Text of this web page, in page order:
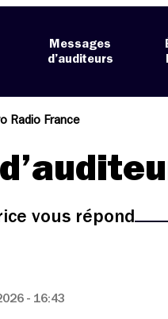
Messages
d’auditeurs
Radio France
vous répond
- 16:43